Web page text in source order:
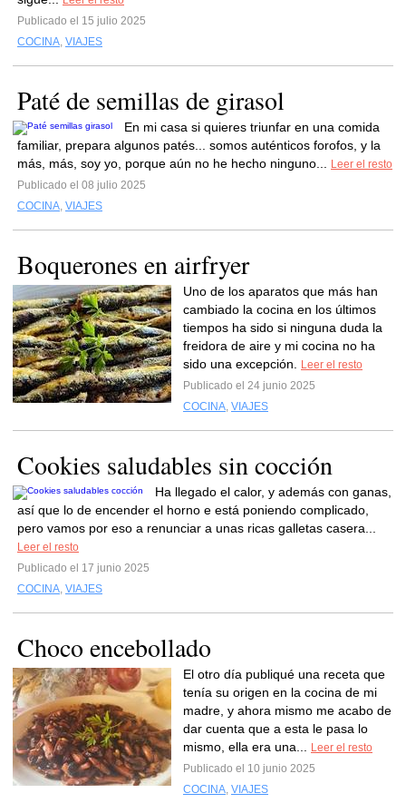
Publicado el 15 julio 2025
COCINA, VIAJES
Paté de semillas de girasol
En mi casa si quieres triunfar en una comida
familiar, prepara algunos patés... somos auténticos forofos, y la
más, más, soy yo, porque aún no he hecho ninguno...
Leer el resto
Publicado el 08 julio 2025
COCINA, VIAJES
Boquerones en airfryer
Uno de los aparatos que más han
cambiado la cocina en los últimos
tiempos ha sido si ninguna duda la
freidora de aire y mi cocina no ha
sido una excepción.
Leer el resto
Publicado el 24 junio 2025
COCINA, VIAJES
Cookies saludables sin cocción
Ha llegado el calor, y además con ganas,
así que lo de encender el horno e está poniendo complicado,
pero vamos por eso a renunciar a unas ricas galletas casera...
Leer el resto
Publicado el 17 junio 2025
COCINA, VIAJES
Choco encebollado
El otro día publiqué una receta que
tenía su origen en la cocina de mi
madre, y ahora mismo me acabo de
dar cuenta que a esta le pasa lo
mismo, ella era una...
Leer el resto
Publicado el 10 junio 2025
COCINA, VIAJES